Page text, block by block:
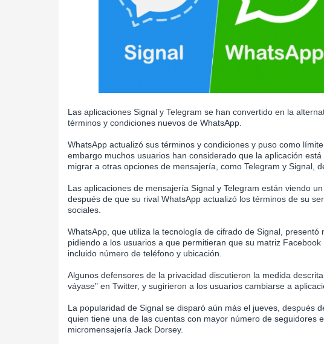
Las aplicaciones Signal y Telegram se han convertido en la
términos y condiciones nuevos de WhatsApp.
WhatsApp actualizó sus términos y condiciones y puso como
embargo muchos usuarios han considerado que la aplicación
migrar a otras opciones de mensajería, como Telegram y Signal,
Las aplicaciones de mensajería Signal y Telegram están viendo
después de que su rival WhatsApp actualizó los términos de su
sociales.
WhatsApp, que utiliza la tecnología de cifrado de Signal, presentó
pidiendo a los usuarios a que permitieran que su matriz Facebook
incluido número de teléfono y ubicación.
Algunos defensores de la privacidad discutieron la medida
váyase" en Twitter, y sugirieron a los usuarios cambiarse a
La popularidad de Signal se disparó aún más el jueves, después
quien tiene una de las cuentas con mayor número de seguidores
micromensajería Jack Dorsey.